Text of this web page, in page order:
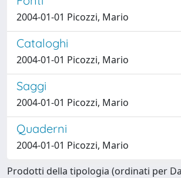
2004-01-01 Picozzi, Mario
Cataloghi
2004-01-01 Picozzi, Mario
Saggi
2004-01-01 Picozzi, Mario
Quaderni
2004-01-01 Picozzi, Mario
Prodotti della tipologia (ordinati per